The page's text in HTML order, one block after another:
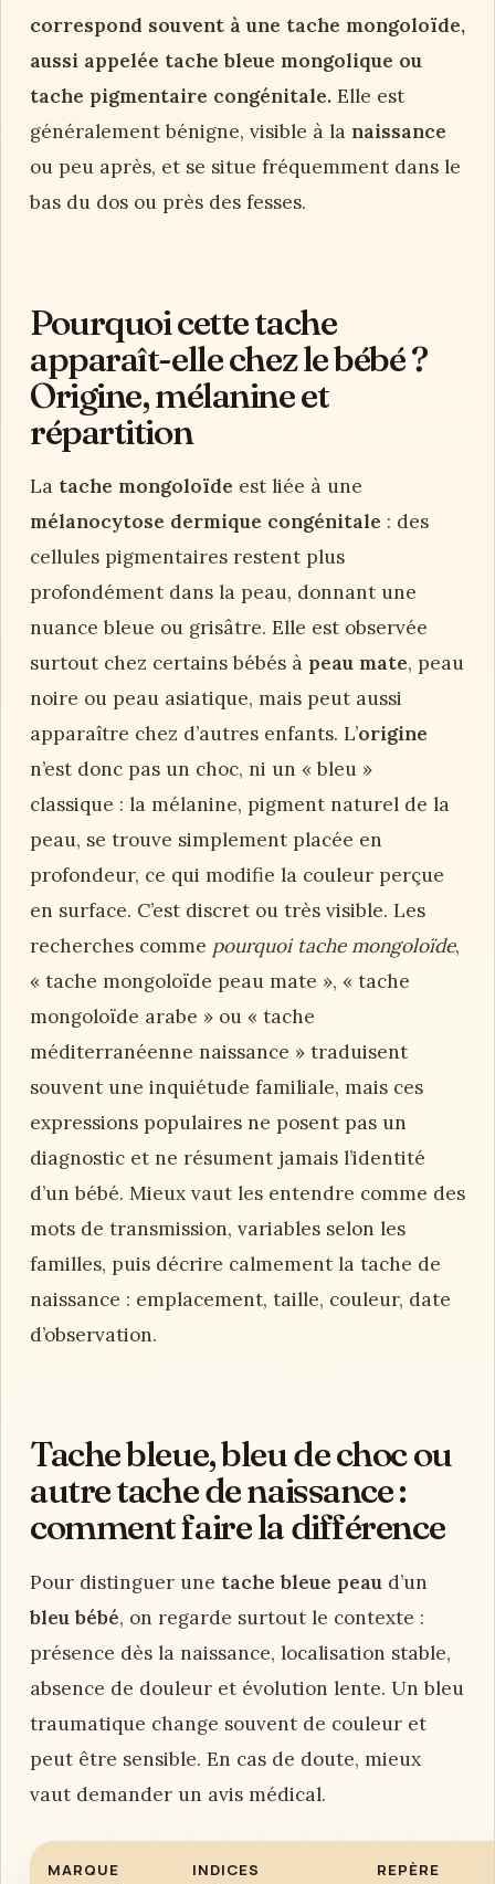
correspond souvent à une tache mongoloïde,
aussi appelée tache bleue mongolique ou
tache pigmentaire congénitale. Elle est
généralement bénigne, visible à la naissance
ou peu après, et se situe fréquemment dans le
bas du dos ou près des fesses.
Pourquoi cette tache
apparaît-elle chez le bébé ?
Origine, mélanine et
répartition
La tache mongoloïde est liée à une
mélanocytose dermique congénitale : des
cellules pigmentaires restent plus
profondément dans la peau, donnant une
nuance bleue ou grisâtre. Elle est observée
surtout chez certains bébés à peau mate, peau
noire ou peau asiatique, mais peut aussi
apparaître chez d’autres enfants. L’origine
n’est donc pas un choc, ni un « bleu »
classique : la mélanine, pigment naturel de la
peau, se trouve simplement placée en
profondeur, ce qui modifie la couleur perçue
en surface. C’est discret ou très visible. Les
recherches comme pourquoi tache mongoloïde,
« tache mongoloïde peau mate », « tache
mongoloïde arabe » ou « tache
méditerranéenne naissance » traduisent
souvent une inquiétude familiale, mais ces
expressions populaires ne posent pas un
diagnostic et ne résument jamais l’identité
d’un bébé. Mieux vaut les entendre comme des
mots de transmission, variables selon les
familles, puis décrire calmement la tache de
naissance : emplacement, taille, couleur, date
d’observation.
Tache bleue, bleu de choc ou
autre tache de naissance :
comment faire la différence
Pour distinguer une tache bleue peau d’un
bleu bébé, on regarde surtout le contexte :
présence dès la naissance, localisation stable,
absence de douleur et évolution lente. Un bleu
traumatique change souvent de couleur et
peut être sensible. En cas de doute, mieux
vaut demander un avis médical.
MARQUE
INDICES
REPÈRE